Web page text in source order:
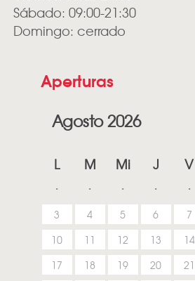
Sábado: 09:00-21:30
Domingo: cerrado
Aperturas
Agosto 2026
L M Mi J V
3 4 5 6 7
10 11 12 13 14
17 18 19 20 21